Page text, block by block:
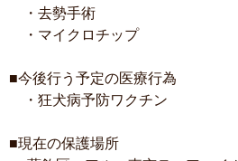
・去勢手術
・マイクロチップ
■今後行う予定の医療行為
・狂犬病予防ワクチン
■現在の保護場所